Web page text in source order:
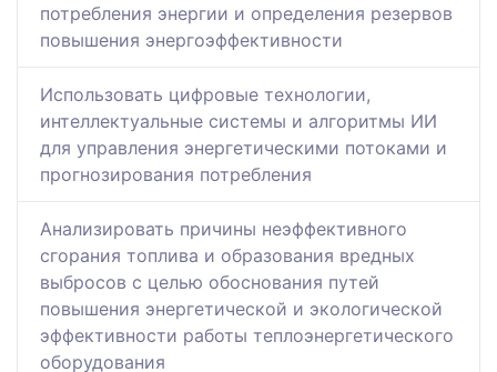
потребления энергии и определения резервов
повышения энергоэффективности
Использовать цифровые технологии,
интеллектуальные системы и алгоритмы ИИ
для управления энергетическими потоками и
прогнозирования потребления
Анализировать причины неэффективного
сгорания топлива и образования вредных
выбросов с целью обоснования путей
повышения энергетической и экологической
эффективности работы теплоэнергетического
оборудования